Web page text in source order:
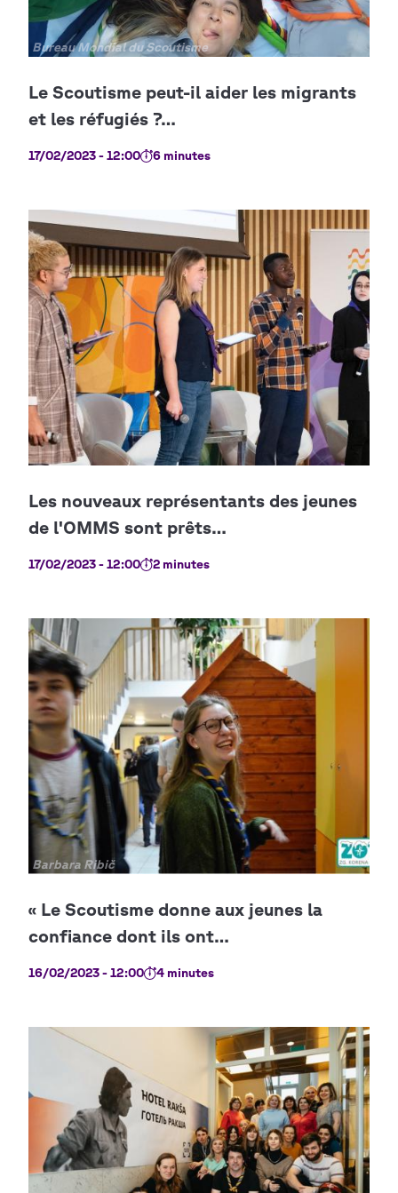
Copyright
Bureau Mondial du Scoutisme
17/02/2023 - 12:00 6 minutes
17/02/2023 - 12:00 2 minutes
Copyright
Barbara Ribič
16/02/2023 - 12:00 4 minutes